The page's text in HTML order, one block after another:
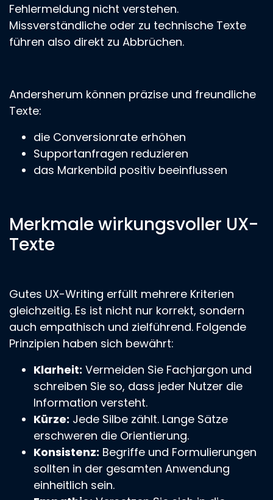
Fehlermeldung nicht verstehen.
Missverständliche oder zu technische Texte
führen also direkt zu Abbrüchen.
Andersherum können präzise und freundliche
Texte:
die Conversionrate erhöhen
Supportanfragen reduzieren
das Markenbild positiv beeinflussen
Merkmale wirkungsvoller UX-
Texte
Gutes UX-Writing erfüllt mehrere Kriterien
gleichzeitig. Es ist nicht nur korrekt, sondern
auch empathisch und zielführend. Folgende
Prinzipien haben sich bewährt:
Klarheit: Vermeiden Sie Fachjargon und
schreiben Sie so, dass jeder Nutzer die
Information versteht.
Kürze: Jede Silbe zählt. Lange Sätze
erschweren die Orientierung.
Konsistenz: Begriffe und Formulierungen
sollten in der gesamten Anwendung
einheitlich sein.